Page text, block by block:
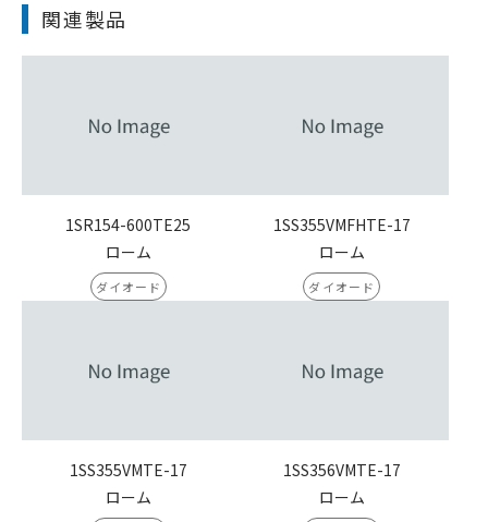
関連製品
1SR154-600TE25
ローム
ダイオード
1SS355VMFHTE-17
ローム
ダイオード
1SS355VMTE-17
ローム
1SS356VMTE-17
ローム